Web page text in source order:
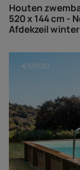
Houten
520 x 144 cm -
Afdekzeil
-€ 539,00